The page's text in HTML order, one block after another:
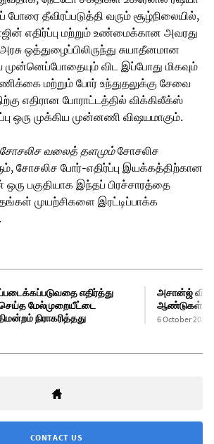
தீவிரப்படுத்தி வரும் சூழ்நிலையில்,
எதிர்ப்பு மற்றும் உண்மைக்கான அவரது
ஒத்துழைப்பிலிருந்து சுயாதீனமான
விட இப்போது மிகவும்
மற்றும் போர் உந்துதலுக்கு சேவை
எதிரான போராட்டத்தில் விக்கிலீக்ஸ்
ஒரு முக்கிய முன்னணி விஷயமாகும்.
வலைத் தளமும்சோசலிச
சோசலிச போர்-எதிர்ப்பு இயக்கத்திற்கான
பகுதியாக இந்தப் பிரச்சாரத்தை
முயற்சிகளை இரட்டிப்பாக்க
எதிர்த்து
மேல்முறையீட்டை
நிராகரித்தது
அசான்ஜ்
ஆண்டுகள்
6 October 2021
CONTACT US